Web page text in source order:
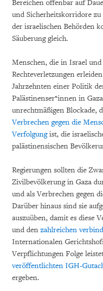
Bereichen offenbar auf
und Sicherheitskorridore
der israelischen Behörden
Säuberung gleich.
Menschen, die in Israel
Rechteverletzungen
Jahrzehnten einer Politik
Palästinenser*innen in
unrechtmäßigen Blockade,
Verbrechen gegen die
Verfolgungist, die
palästinensischen
Regierungen sollten die
Zivilbevölkerung in Gaza
und als Verbrechen gegen
Darüber hinaus sind sie
auszuüben, damit es diese
und den zahlreichen
Internationalen
Verpflichtungen Folge
veröffentlichten IGH-
ergeben.